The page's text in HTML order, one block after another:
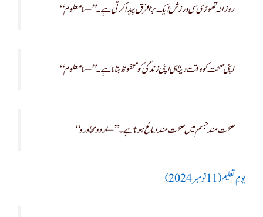
“روزانہ تھوڑی سی ورزش ایک بڑا فرق پیدا کرتی ہے۔” – نامعلوم
“اپنی صحت کو وقت دینا ہی اپنی زندگی کو محفوظ بنانا ہے۔” – نامعلوم
“صحت مند جسم میں صحت مند دماغ ہوتا ہے۔” – اردو محاورہ
یومِ تعلیم(11 نومبر 2024)